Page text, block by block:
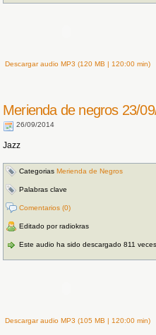
Descargar audio MP3 (120 MB | 120:00 min)
Merienda de negros 23/
26/09/2014
Jazz
Categorias Merienda de Negros
Palabras clave
Comentarios (0)
Editado por radiokras
Este audio ha sido descargado 811 veces
Descargar audio MP3 (105 MB | 120:00 min)